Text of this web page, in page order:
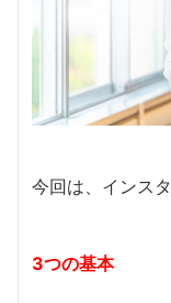
今回は、インス
3つの基本